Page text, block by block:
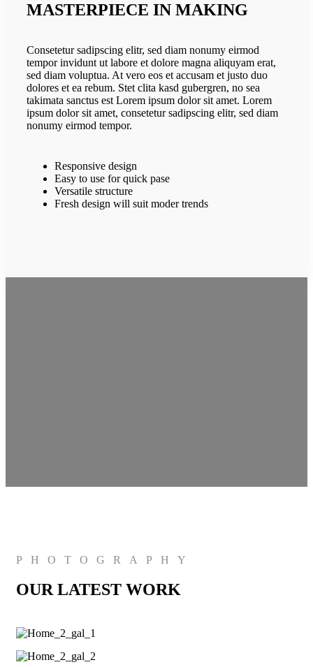
MASTERPIECE IN MAKING
Consetetur sadipscing elitr, sed diam nonumy eirmod
tempor invidunt ut labore et dolore magna aliquyam erat,
sed diam voluptua. At vero eos et accusam et justo duo
dolores et ea rebum. Stet clita kasd gubergren, no sea
takimata sanctus est Lorem ipsum dolor sit amet. Lorem
ipsum dolor sit amet, consetetur sadipscing elitr, sed diam
nonumy eirmod tempor.
Responsive design
Easy to use for quick pase
Versatile structure
Fresh design will suit moder trends
PHOTOGRAPHY
OUR LATEST WORK